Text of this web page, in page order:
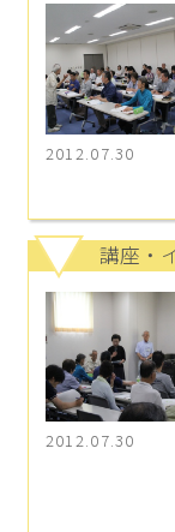
2012.07.30
講座・
2012.07.30